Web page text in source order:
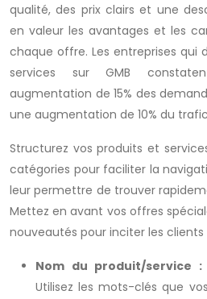
qualité, des prix clairs et une
en valeur les avantages et les
chaque offre. Les entreprises qui
services sur GMB
augmentation de 15% des
une augmentation de 10% du
Structurez vos produits et
catégories pour faciliter la
leur permettre de trouver
Mettez en avant vos offres
nouveautés pour inciter les clients
Nom du produit/service :
Utilisez les mots-clés que